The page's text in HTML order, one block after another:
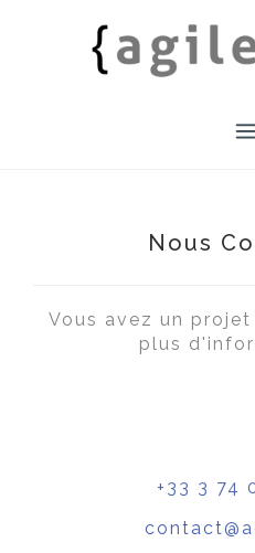
Nous
Vous avez un
plus
+33 3 74